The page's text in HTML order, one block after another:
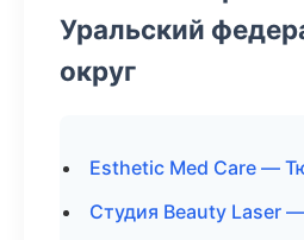
Уральский
округ
Esthetic Med Care —
Студия Beauty Laser